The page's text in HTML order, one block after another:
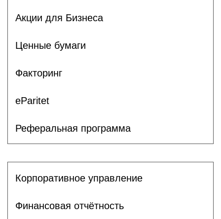
Акции для Бизнеса
Ценные бумаги
Факторинг
eParitet
Реферальная программа
Корпоративное управление
Финансовая отчётность